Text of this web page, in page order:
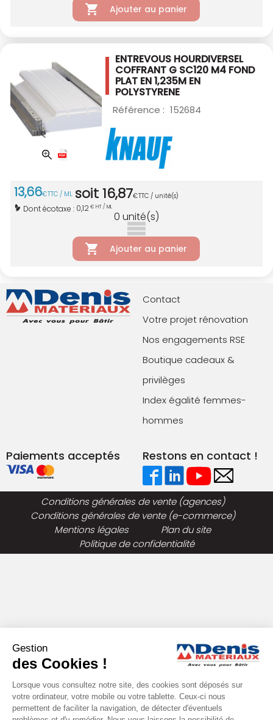
Ajouter au panier
ENTREVOUS HOURDIVERSEL
COFFRANT G SC120 M4 FOND
PLAT EN 1,235M EN
POLYSTYRENE
Référence : 152684
13,66€TTC / ML soit16,87€TTC / unité(s)
Dont écotaxe : 0,12€ HT / ML
0 unité(s)
Ajouter au panier
Contact
Votre projet rénovation
Nos engagements RSE
Boutique cadeaux &
privilèges
Index égalité femmes-
hommes
Paiements acceptés Restons en contact !
Conditions générales de vente (agences)
Conditions générales de vente (e-commerce)
Mentions légales
Plan du site
Politique de confidentialité
Gestion
des Cookies !
Lorsque vous consultez notre site, des cookies sont déposés sur
votre ordinateur, votre mobile ou votre tablette. Ceux-ci nous
permettent de faciliter la navigation, de détecter d'éventuels